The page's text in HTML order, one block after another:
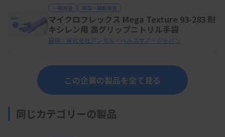
一般検査 病理・細胞検査
マイクロフレックス Mega Texture 93-283 耐
キシレン用 高グリップニトリル手袋
提供：株式会社アンセル・ヘルスケア・ジャパン
この企業の製品を全て見る
同じカテゴリーの製品